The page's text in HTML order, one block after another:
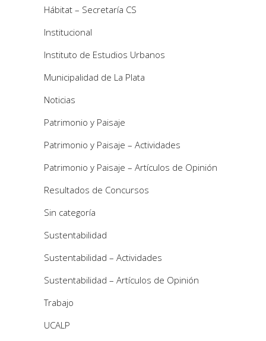
Hábitat – Secretaría CS
Institucional
Instituto de Estudios Urbanos
Municipalidad de La Plata
Noticias
Patrimonio y Paisaje
Patrimonio y Paisaje – Actividades
Patrimonio y Paisaje – Artículos de Opinión
Resultados de Concursos
Sin categoría
Sustentabilidad
Sustentabilidad – Actividades
Sustentabilidad – Artículos de Opinión
Trabajo
UCALP